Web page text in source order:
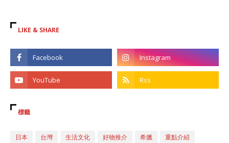
LIKE & SHARE
標籤
日本 台灣 生活文化 好物推介 希臘
重點介紹